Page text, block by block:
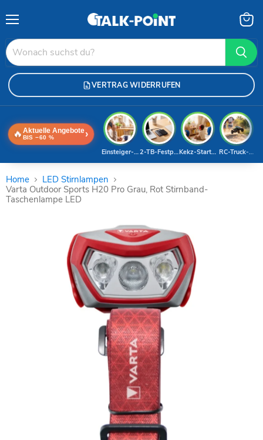
VERTRAG WIDERRUFEN
🔥 Aktuelle Angebote
BIS −60 % ›
RC-Truck-Deal
Kekz-Starterset
2-TB-Festplatte
Einsteiger-Handy
Home
LED Stirnlampen
Varta Outdoor Sports H20 Pro Grau, Rot Stirnband-
Taschenlampe LED